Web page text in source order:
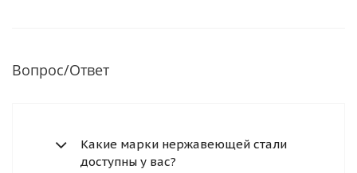
Вопрос/Ответ
Какие марки нержавеющей стали
доступны у вас?